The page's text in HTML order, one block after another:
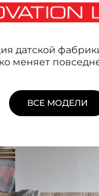
датской
меняет
ВСЕ МОДЕЛИ